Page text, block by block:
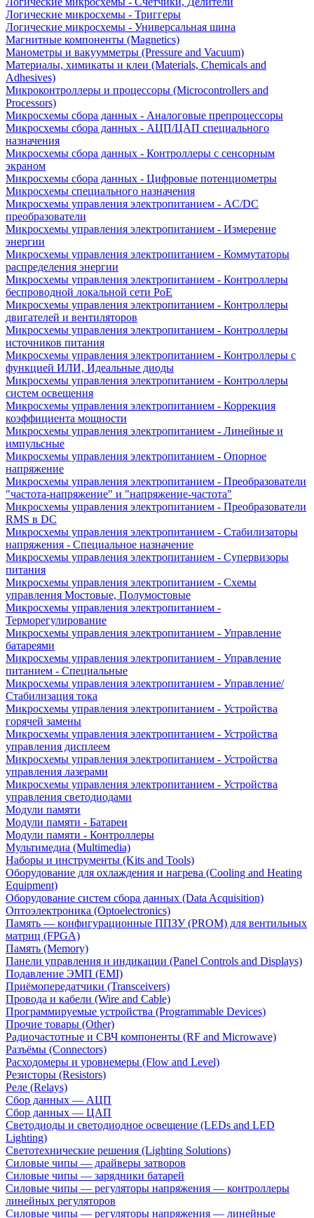
Логические микросхемы - Триггеры
Логические микросхемы - Универсальная шина
Магнитные компоненты (Magnetics)
Манометры и вакуумметры (Pressure and Vacuum)
Материалы, химикаты и клеи (Materials, Chemicals and
Adhesives)
Микроконтроллеры и процессоры (Microcontrollers and
Processors)
Микросхемы сбора данных - Аналоговые препроцессоры
Микросхемы сбора данных - АЦП/ЦАП специального
назначения
Микросхемы сбора данных - Контроллеры с сенсорным
экраном
Микросхемы сбора данных - Цифровые потенциометры
Микросхемы специального назначения
Микросхемы управления электропитанием - AC/DC
преобразователи
Микросхемы управления электропитанием - Измерение
энергии
Микросхемы управления электропитанием - Коммутаторы
распределения энергии
Микросхемы управления электропитанием - Контроллеры
беспроводной локальной сети PoE
Микросхемы управления электропитанием - Контроллеры
двигателей и вентиляторов
Микросхемы управления электропитанием - Контроллеры
источников питания
Микросхемы управления электропитанием - Контроллеры с
функцией ИЛИ, Идеальные диоды
Микросхемы управления электропитанием - Контроллеры
систем освещения
Микросхемы управления электропитанием - Коррекция
коэффициента мощности
Микросхемы управления электропитанием - Линейные и
импульсные
Микросхемы управления электропитанием - Опорное
напряжение
Микросхемы управления электропитанием - Преобразователи
"частота-напряжение" и "напряжение-частота"
Микросхемы управления электропитанием - Преобразователи
RMS в DC
Микросхемы управления электропитанием - Стабилизаторы
напряжения - Специальное назначение
Микросхемы управления электропитанием - Супервизоры
питания
Микросхемы управления электропитанием - Схемы
управления Мостовые, Полумостовые
Микросхемы управления электропитанием -
Терморегулирование
Микросхемы управления электропитанием - Управление
батареями
Микросхемы управления электропитанием - Управление
питанием - Специальные
Микросхемы управления электропитанием - Управление/
Стабилизация тока
Микросхемы управления электропитанием - Устройства
горячей замены
Микросхемы управления электропитанием - Устройства
управления дисплеем
Микросхемы управления электропитанием - Устройства
управления лазерами
Микросхемы управления электропитанием - Устройства
управления светодиодами
Модули памяти
Модули памяти - Батареи
Модули памяти - Контроллеры
Мультимедиа (Multimedia)
Наборы и инструменты (Kits and Tools)
Оборудование для охлаждения и нагрева (Cooling and Heating
Equipment)
Оборудование систем сбора данных (Data Acquisition)
Оптоэлектроника (Optoelectronics)
Память — конфигурационные ППЗУ (PROM) для вентильных
матриц (FPGA)
Память (Memory)
Панели управления и индикации (Panel Controls and Displays)
Подавление ЭМП (EMI)
Приёмопередатчики (Transceivers)
Провода и кабели (Wire and Cable)
Программируемые устройства (Programmable Devices)
Прочие товары (Other)
Радиочастотные и СВЧ компоненты (RF and Microwave)
Разъёмы (Connectors)
Расходомеры и уровнемеры (Flow and Level)
Резисторы (Resistors)
Реле (Relays)
Сбор данных — АЦП
Сбор данных — ЦАП
Светодиоды и светодиодное освещение (LEDs and LED
Lighting)
Светотехнические решения (Lighting Solutions)
Силовые чипы — драйверы затворов
Силовые чипы — зарядники батарей
Силовые чипы — регуляторы напряжения — контроллеры
линейных регуляторов
Силовые чипы — регуляторы напряжения — линейные